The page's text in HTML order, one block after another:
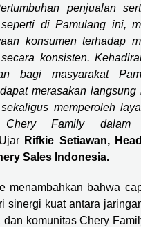
penjualan
di Pamulang ini,
konsumen terhadap
konsisten.
bagi masyarakat
merasakan langsung
memperoleh
Family dalam
Rifkie Setiawan,
Sales Indonesia.
menambahkan bahwa
sinergi kuat antara
dan komunitas Chery